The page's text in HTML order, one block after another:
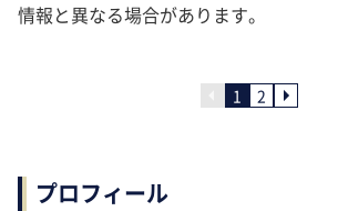
情報と異なる場合があります。
1 2
プロフィール